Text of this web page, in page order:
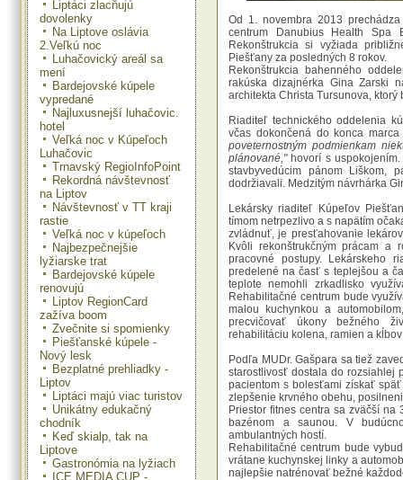
Liptáci zlacňujú
dovolenky
Na Liptove oslávia
2.Veľkú noc
Luhačovický areál sa
mení
Bardejovské kúpele
vypredané
Najluxusnejší luhačovic.
hotel
Veľká noc v Kúpeľoch
Luhačovic
Trnavský RegioInfoPoint
Rekordná návštevnosť
na Liptov
Návštevnosť v TT kraji
rastie
Veľká noc v kúpeľoch
Najbezpečnejšie
lyžiarske trat
Bardejovské kúpele
renovujú
Liptov RegionCard
zažíva boom
Zvečnite si spomienky
Piešťanské kúpele -
Nový lesk
Bezplatné prehliadky -
Liptov
Liptáci majú viac turistov
Unikátny edukačný
chodník
Keď skialp, tak na
Liptove
Gastronómia na lyžiach
ICE MEDIA CUP -
Od 1. novembra 2013
centrum Danubius Health Spa
Rekonštrukcia si vyžiada
Piešťany za posledných 8 rokov.
Rekonštrukcia bahenného
rakúska dizajnérka Gina Zarski
architekta Christa Tursunova,
Riaditeľ technického oddelenia
včas dokončená do konca
poveternostným podmienkam
plánované,"hovorí s uspokojením.
stavbyvedúcim pánom Liškom,
dodržiavali. Medzitým návrhárka
Lekársky riaditeľ Kúpeľov
tímom netrpezlivo a s napätím
zvládnuť, je presťahovanie
Kvôli rekonštrukčným prácam a
pracovné postupy. Lekárskeho
predelené na časť s teplejšou a
teplote nemohli zrkadlisko
Rehabilitačné centrum bude
malou kuchynkou a
precvičovať úkony bežného
rehabilitáciu kolena, ramien a
Podľa MUDr. Gašpara sa tiež
starostlivosť dostala do rozsiahlej
pacientom s bolesťami získať
zlepšenie krvného obehu,
Priestor fitnes centra sa zväčší
bazénom a saunou. V
ambulantných hostí.
Rehabilitačné centrum bude
vrátane kuchynskej linky a
najlepšie natrénovať bežné